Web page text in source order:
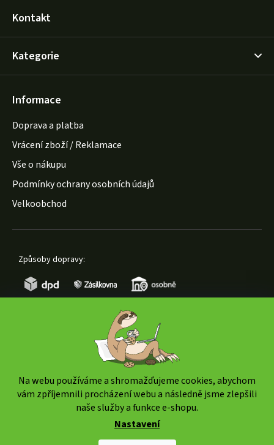
Na webu používáme a shromažďujeme cookies, abychom
vám zpříjemnili procházení webu a následně jsme zlepšili
naše služby a funkce e-shopu.
Nastavení
Kontakt
Kategorie
Informace
Doprava a platba
Vrácení zboží / Reklamace
Vše o nákupu
Podmínky ochrany osobních údajů
Velkoobchod
Způsoby dopravy:
www.weedshop.cz